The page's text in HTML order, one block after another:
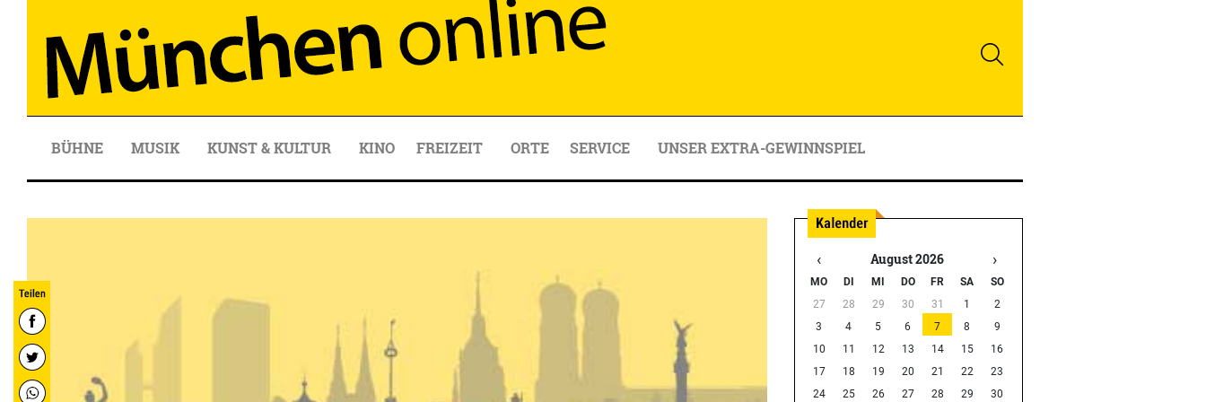
BÜHNE MUSIK KUNST & KULTUR KINO FREIZEIT ORTE SERVICE UNSER EXTRA-GEWINNSPIEL
‹ August 2026 ›
MO DI MI DO FR SA
SO
27
28 29 30 31 1
2
3
4 5 6 7 8
9
10
11 12 13 14 15
16
17
18 19 20 21 22
23
24
25 26 27 28 29 30